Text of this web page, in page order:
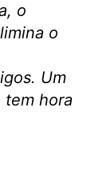
o
o
Um
tem hora